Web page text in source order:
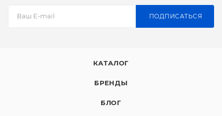
ПОДПИСАТЬСЯ
КАТАЛОГ
БРЕНДЫ
БЛОГ